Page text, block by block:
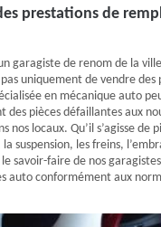
prestations de
garagiste de renom de la
uniquement de vendre des
en mécanique auto
pièces défaillantes aux
nos locaux. Qu’il s’agisse de
suspension, les freins,
savoir-faire de nos
auto conformément aux